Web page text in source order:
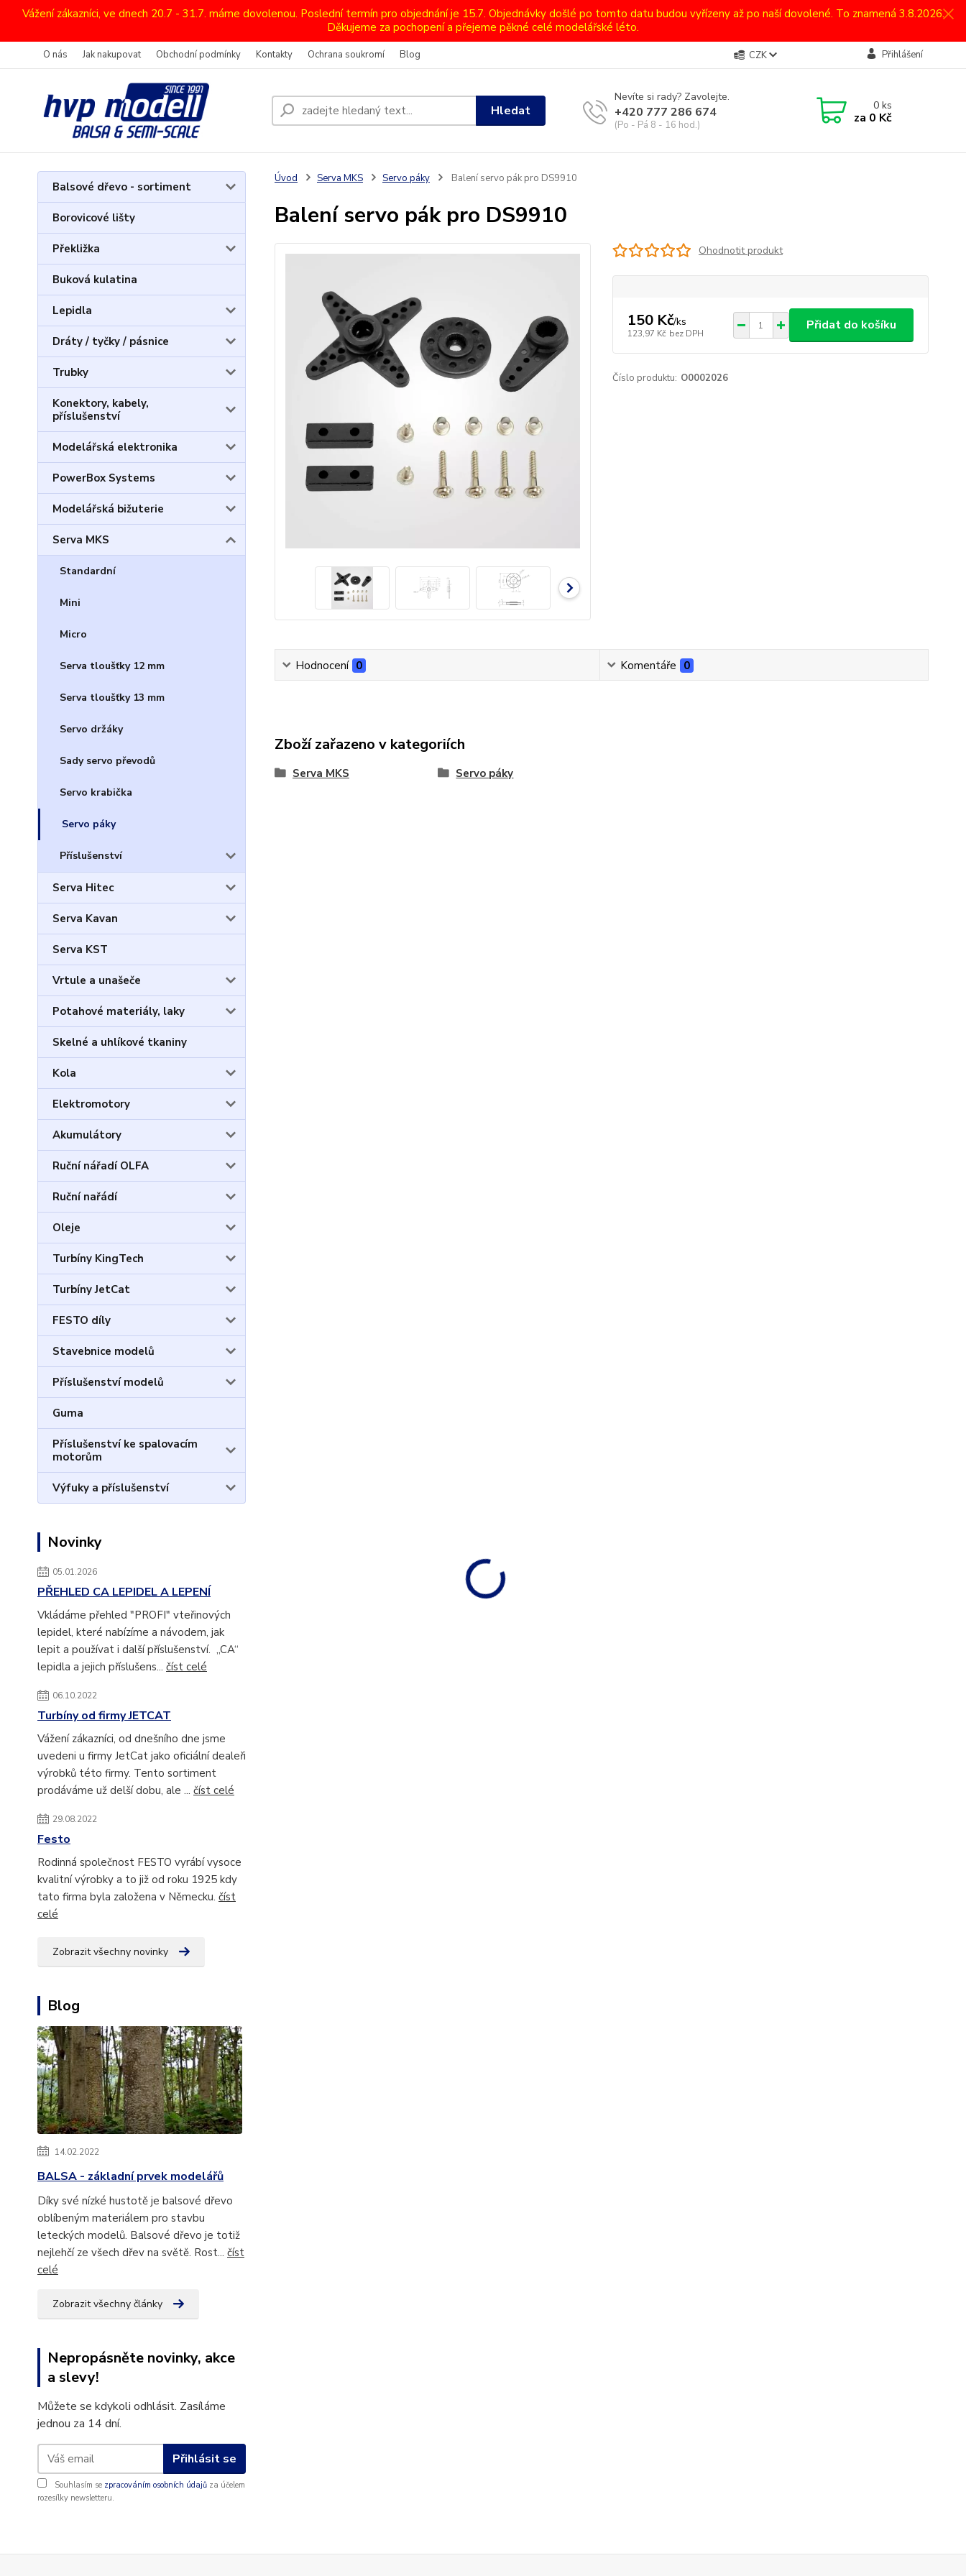
Vážení zákazníci, ve dnech 20.7 - 31.7. máme dovolenou. Poslední termín pro objednání je 15.7. Objednávky došlé po tomto datu budou vyřízeny až po naší dovolené. To znamená 3.8.2026.
Děkujeme za pochopení a přejeme pěkné celé modelářské léto.
O nás Jak nakupovat Obchodní podmínky Kontakty Ochrana soukromí Blog CZK Přihlášení
Hledat
Nevíte si rady? Zavolejte.
+420 777 286 674
(Po - Pá 8 - 16 hod.)
0ks
za 0 Kč
Balsové dřevo - sortiment
Borovicové lišty
Překližka
Buková kulatina
Lepidla
Dráty / tyčky / pásnice
Trubky
Konektory, kabely,
příslušenství
Modelářská elektronika
PowerBox Systems
Modelářská bižuterie
Serva MKS
Standardní
Mini
Micro
Serva tloušťky 12 mm
Serva tloušťky 13 mm
Servo držáky
Sady servo převodů
Servo krabička
Servo páky
Příslušenství
Serva Hitec
Serva Kavan
Serva KST
Vrtule a unašeče
Potahové materiály, laky
Skelné a uhlíkové tkaniny
Kola
Elektromotory
Akumulátory
Ruční nářadí OLFA
Ruční nařádí
Oleje
Turbíny KingTech
Turbíny JetCat
FESTO díly
Stavebnice modelů
Příslušenství modelů
Guma
Příslušenství ke spalovacím
motorům
Výfuky a příslušenství
Novinky
05.01.2026
PŘEHLED CA LEPIDEL A LEPENÍ
Vkládáme přehled "PROFI" vteřinových
lepidel, které nabízíme a návodem, jak
lepit a používat i další příslušenství. „CA“
lepidla a jejich příslušens... číst celé
06.10.2022
Turbíny od firmy JETCAT
Vážení zákazníci, od dnešního dne jsme
uvedeni u firmy JetCat jako oficiální dealeři
výrobků této firmy. Tento sortiment
prodáváme už delší dobu, ale ... číst celé
29.08.2022
Festo
Rodinná společnost FESTO vyrábí vysoce
kvalitní výrobky a to již od roku 1925 kdy
tato firma byla založena v Německu. číst
celé
Zobrazit všechny novinky
Blog
14.02.2022
BALSA - základní prvek modelářů
Díky své nízké hustotě je balsové dřevo
oblíbeným materiálem pro stavbu
leteckých modelů. Balsové dřevo je totiž
nejlehčí ze všech dřev na světě. Rost... číst
celé
Zobrazit všechny články
Nepropásněte novinky, akce
a slevy!
Můžete se kdykoli odhlásit. Zasíláme
jednou za 14 dní.
Přihlásit se
Souhlasím se zpracováním osobních údajů za účelem
rozesílky newsletteru.
Úvod Serva MKS Servo páky Balení servo pák pro DS9910
Balení servo pák pro DS9910
Ohodnotit produkt
150 Kč/ks
123,97 Kč bez DPH
Přidat do košíku
Číslo produktu: O0002026
Hodnocení 0 Komentáře 0
Zboží zařazeno v kategoriích
Serva MKS Servo páky